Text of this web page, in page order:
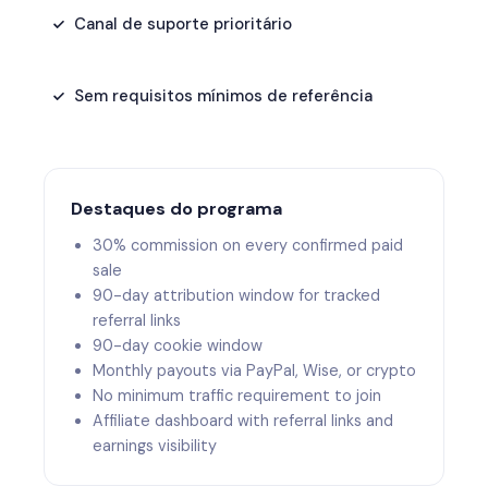
Canal de suporte prioritário
Sem requisitos mínimos de referência
Destaques do programa
30% commission on every confirmed paid
sale
90-day attribution window for tracked
referral links
90-day cookie window
Monthly payouts via PayPal, Wise, or crypto
No minimum traffic requirement to join
Affiliate dashboard with referral links and
earnings visibility